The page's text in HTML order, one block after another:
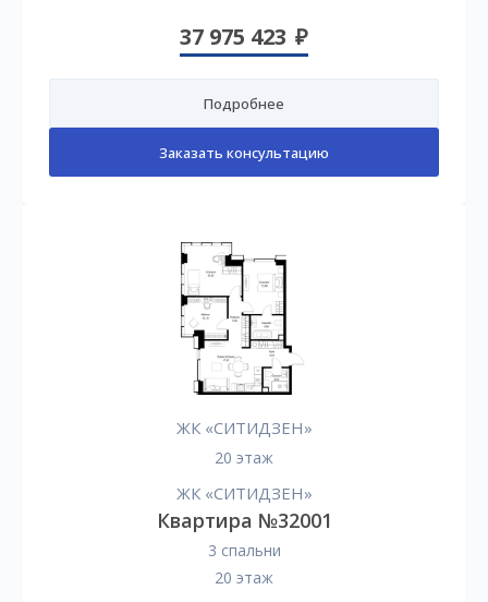
37 975 423
Подробнее
Заказать консультацию
ЖК «СИТИДЗЕН»
20 этаж
ЖК «СИТИДЗЕН»
Квартира №32001
3 спальни
20 этаж